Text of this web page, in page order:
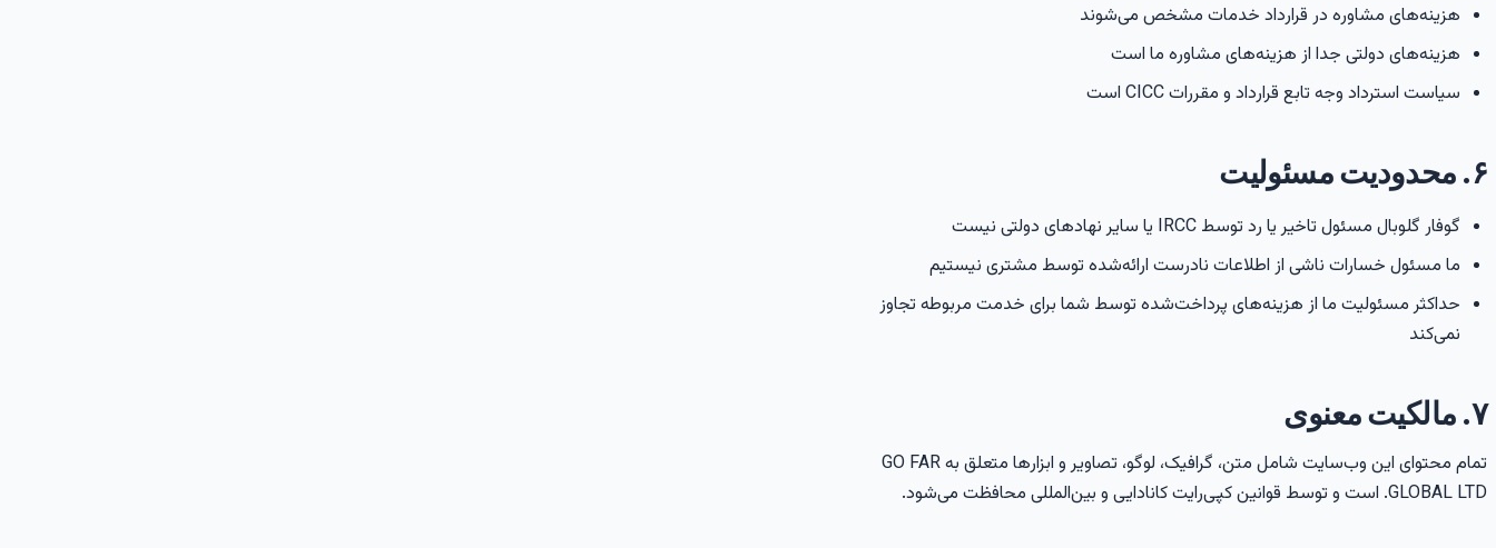
هزینه‌های مشاوره در قرارداد خدمات مشخص می‌شوند
هزینه‌های دولتی جدا از هزینه‌های مشاوره ما است
سیاست استرداد وجه تابع قرارداد و مقررات CICC است
۶. محدودیت مسئولیت
گوفار گلوبال مسئول تاخیر یا رد توسط IRCC یا سایر نهادهای دولتی نیست
ما مسئول خسارات ناشی از اطلاعات نادرست ارائه‌شده توسط مشتری نیستیم
حداکثر مسئولیت ما از هزینه‌های پرداخت‌شده توسط شما برای خدمت مربوطه تجاوز
نمی‌کند
۷. مالکیت معنوی
تمام محتوای این وب‌سایت شامل متن، گرافیک، لوگو، تصاویر و ابزارها متعلق بهGO FAR
GLOBAL LTD. است و توسط قوانین کپی‌رایت کانادایی و بین‌المللی محافظت می‌شود.